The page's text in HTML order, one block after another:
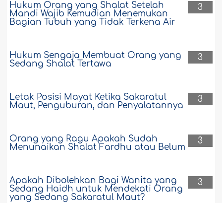
3
Hukum Orang yang Shalat Setelah
Mandi Wajib Kemudian Menemukan
Bagian Tubuh yang Tidak Terkena Air
3
Hukum Sengaja Membuat Orang yang
Sedang Shalat Tertawa
3
Letak Posisi Mayat Ketika Sakaratul
Maut, Penguburan, dan Penyalatannya
3
Orang yang Ragu Apakah Sudah
Menunaikan Shalat Fardhu atau Belum
3
Apakah Dibolehkan Bagi Wanita yang
Sedang Haidh untuk Mendekati Orang
yang Sedang Sakaratul Maut?